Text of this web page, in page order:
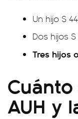
Un hijo $
Dos hijos
Tres hijos
AUH y